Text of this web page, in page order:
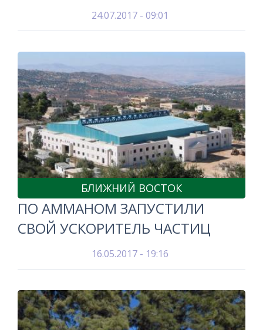
24.07.2017 - 09:01
БЛИЖНИЙ ВОСТОК
ПО АММАНОМ ЗАПУСТИЛИ
СВОЙ УСКОРИТЕЛЬ ЧАСТИЦ
16.05.2017 - 19:16